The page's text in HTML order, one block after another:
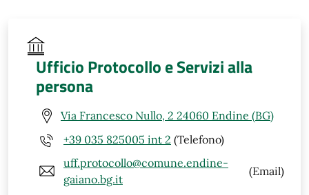
Ufficio Protocollo e Servizi alla
persona
Via Francesco Nullo, 2 24060 Endine (BG)
+39 035 825005 int 2 (Telefono)
uff.protocollo@comune.endine-
gaiano.bg.it
(Email)